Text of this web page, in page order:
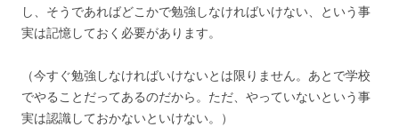
し、そうであればどこかで勉強しなければいけない、という事
実は記憶しておく必要があります。
（今すぐ勉強しなければいけないとは限りません。あとで学校
でやることだってあるのだから。ただ、やっていないという事
実は認識しておかないといけない。）